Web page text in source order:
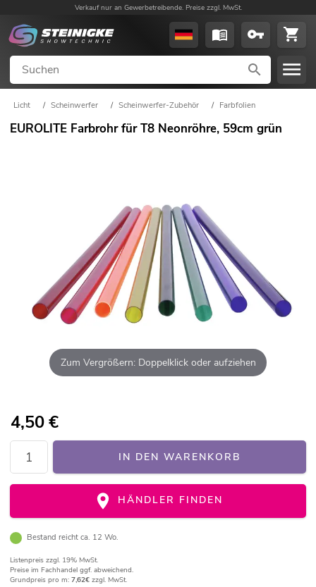
Verkauf nur an Gewerbetreibende. Preise zzgl. MwSt.
Licht / Scheinwerfer / Scheinwerfer-Zubehör / Farbfolien
EUROLITE Farbrohr für T8 Neonröhre, 59cm grün
Zum Vergrößern: Doppelklick oder aufziehen
4,50€
IN DEN WARENKORB
HÄNDLER FINDEN
Bestand reicht ca. 12 Wo.
Listenpreis zzgl. 19% MwSt.
Preise im Fachhandel ggf. abweichend.
Grundpreis pro m: 7,62€ zzgl. MwSt.